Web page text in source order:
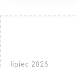
lipiec 2026